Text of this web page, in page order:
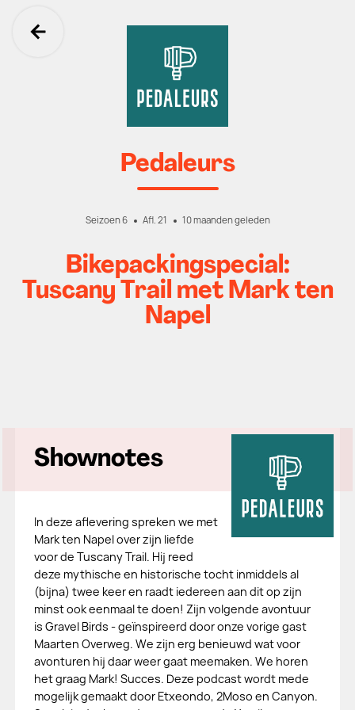
Ga terug
Pedaleurs
Seizoen 6 Afl. 21 10 maanden geleden
Bikepackingspecial:
Tuscany Trail met Mark ten
Napel
Shownotes
In deze aflevering spreken we met
Mark ten Napel over zijn liefde
voor de Tuscany Trail. Hij reed
deze mythische en historische tocht inmiddels al
(bijna) twee keer en raadt iedereen aan dit op zijn
minst ook eenmaal te doen! Zijn volgende avontuur
is Gravel Birds - geïnspireerd door onze vorige gast
Maarten Overweg. We zijn erg benieuwd wat voor
avonturen hij daar weer gaat meemaken. We horen
het graag Mark! Succes. Deze podcast wordt mede
mogelijk gemaakt door Etxeondo, 2Moso en Canyon.